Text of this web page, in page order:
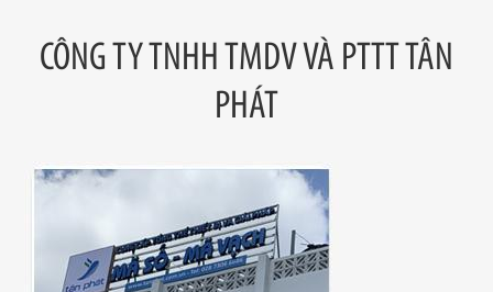
CÔNG TY TNHH TMDV VÀ PTTT TÂN
PHÁT